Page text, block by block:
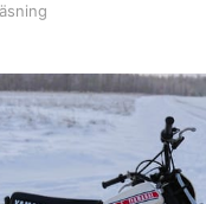
diverse läckage och
men har ändå
90-talare. Har